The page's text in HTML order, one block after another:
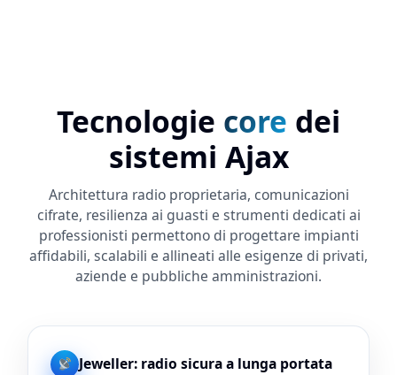
Tecnologie core dei
sistemi Ajax
Architettura radio proprietaria, comunicazioni
cifrate, resilienza ai guasti e strumenti dedicati ai
professionisti permettono di progettare impianti
affidabili, scalabili e allineati alle esigenze di privati,
aziende e pubbliche amministrazioni.
Jeweller: radio sicura a lunga portata